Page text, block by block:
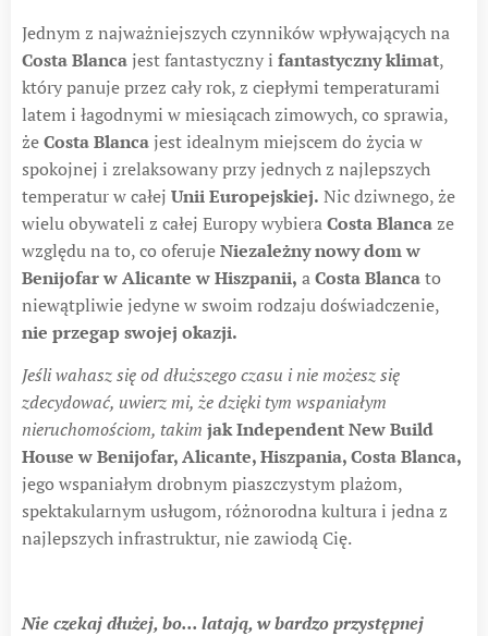
Jednym z najważniejszych czynników wpływających na
Costa Blancajest fantastyczny i fantastyczny klimat,
który panuje przez cały rok, z ciepłymi temperaturami
latem i łagodnymi w miesiącach zimowych, co sprawia,
że​​Costa Blancajest idealnym miejscem do życia w
spokojnej i zrelaksowany przy jednych z najlepszych
temperatur w całej Unii Europejskiej. Nic dziwnego, że
wielu obywateli z całej Europy wybieraCosta Blancaze
względu na to, co oferujeNiezależny nowy dom w
Benijofar w Alicante w Hiszpanii, aCosta Blancato
niewątpliwie jedyne w swoim rodzaju doświadczenie,
nie przegap swojej okazji.
Jeśli wahasz się od dłuższego czasu i nie możesz się
zdecydować, uwierz mi, że dzięki tym wspaniałym
nieruchomościom, takim jak Independent New Build
House w Benijofar, Alicante, Hiszpania, Costa Blanca,
jego wspaniałym drobnym piaszczystym plażom,
spektakularnym usługom, różnorodna kultura i jedna z
najlepszych infrastruktur, nie zawiodą Cię.
Nie czekaj dłużej, bo... latają, w bardzo przystępnej